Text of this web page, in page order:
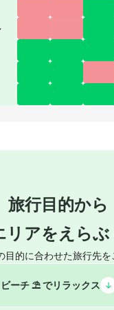
旅行目的から
リアをえら
目的に合わせた旅行先を
ビーチ ⛱️ でリラックス